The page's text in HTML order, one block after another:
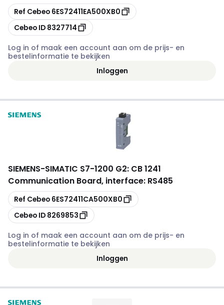
Kopiëren
Ref Cebeo 6ES72411EA500XB0
Kopiëren
Cebeo ID 8327714
Log in of maak een account aan om de prijs- en
bestelinformatie te bekijken
Inloggen
SIEMENS-SIMATIC S7-1200 G2: CB 1241
Communication Board, interface: RS485
Kopiëren
Ref Cebeo 6ES72411CA500XB0
Kopiëren
Cebeo ID 8269853
Log in of maak een account aan om de prijs- en
bestelinformatie te bekijken
Inloggen